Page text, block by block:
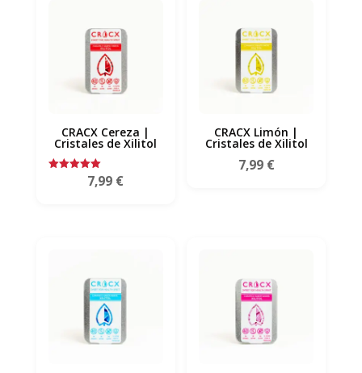
CRACX Cereza |
Cristales de Xilitol
7,99 €
CRACX Limón |
Cristales de Xilitol
7,99 €